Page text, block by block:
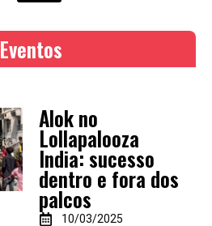
Eventos
Alok no
Lollapalooza
India: sucesso
dentro e fora dos
palcos
10/03/2025